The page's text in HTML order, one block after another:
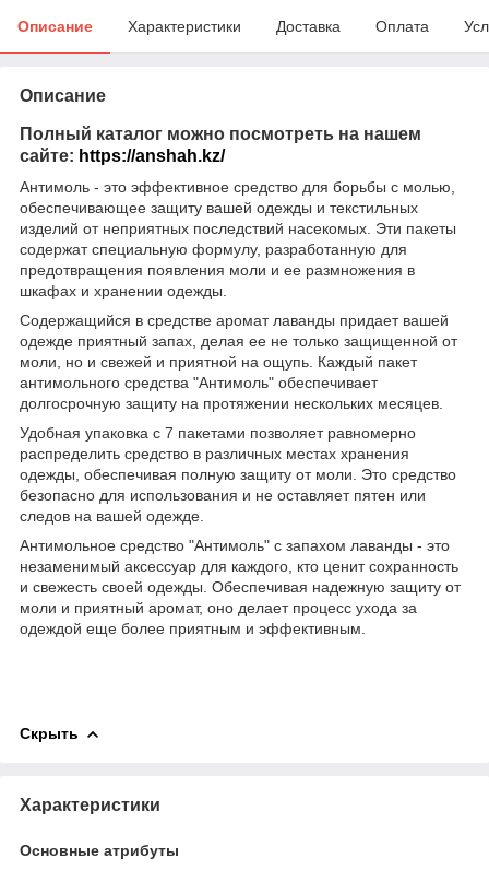
Описание Характеристики Доставка Оплата
Описание
Полный каталог можно посмотреть на нашем
сайте: https://anshah.kz/
Антимоль - это эффективное средство для борьбы с молью,
обеспечивающее защиту вашей одежды и текстильных
изделий от неприятных последствий насекомых. Эти пакеты
содержат специальную формулу, разработанную для
предотвращения появления моли и ее размножения в
шкафах и хранении одежды.
Содержащийся в средстве аромат лаванды придает вашей
одежде приятный запах, делая ее не только защищенной от
моли, но и свежей и приятной на ощупь. Каждый пакет
антимольного средства "Антимоль" обеспечивает
долгосрочную защиту на протяжении нескольких месяцев.
Удобная упаковка с 7 пакетами позволяет равномерно
распределить средство в различных местах хранения
одежды, обеспечивая полную защиту от моли. Это средство
безопасно для использования и не оставляет пятен или
следов на вашей одежде.
Антимольное средство "Антимоль" с запахом лаванды - это
незаменимый аксессуар для каждого, кто ценит сохранность
и свежесть своей одежды. Обеспечивая надежную защиту от
моли и приятный аромат, оно делает процесс ухода за
одеждой еще более приятным и эффективным.
Скрыть
Характеристики
Основные атрибуты